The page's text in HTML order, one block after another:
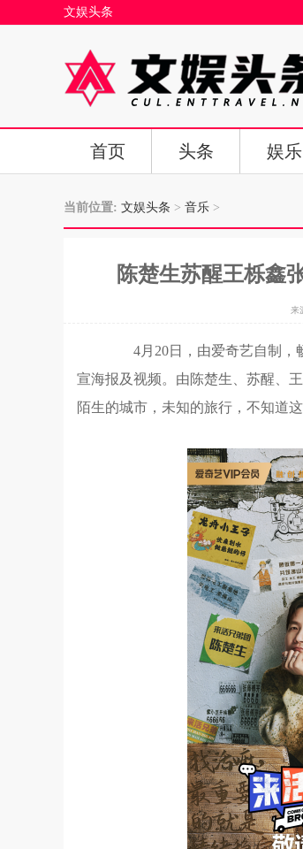
文娱头条
首页 头条 娱乐
当前位置: 文娱头条 > 音乐 >
陈楚生苏醒王栎鑫
来
4月20日，由爱奇艺自制，畅
宣海报及视频。由陈楚生、苏醒、
陌生的城市，未知的旅行，不知道